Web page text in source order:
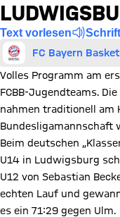
Text vorlesen
FC Bayern
Volles Programm am
FCBB-Jugendteams. Die
nahmen traditionell am
Bundesligamannschaft
Beim deutschen
U14 in Ludwigsburg
U12 von Sebastian
echten Lauf und
es ein 71:29 gegen Ulm.